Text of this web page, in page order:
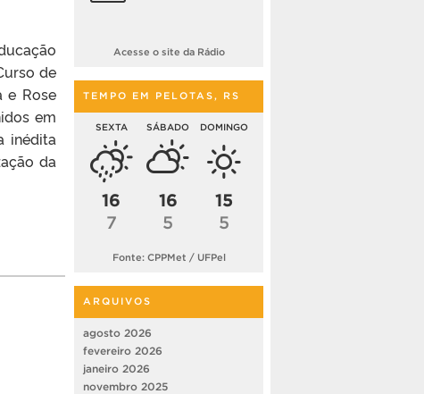
de
e Rose
em
inédita
da
Acesse o site da Rádio
TEMPO EM PELOTAS, RS
SEXTA
16
7
SÁBADO
16
5
DOMINGO
15
5
Fonte: CPPMet / UFPel
ARQUIVOS
agosto 2026
fevereiro 2026
janeiro 2026
novembro 2025